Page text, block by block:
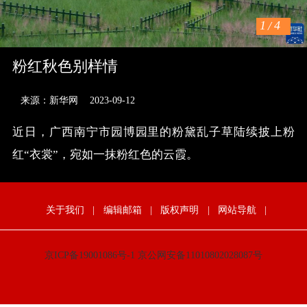
1 /4
粉红秋色别样情
来源：新华网 2023-09-12
近日，广西南宁市园博园里的粉黛乱子草陆续披上粉
红“衣裳”，宛如一抹粉红色的云霞。
关于我们 | 编辑邮箱 | 版权声明 | 网站导航 |
京ICP备19001086号-1 京公网安备11010802028087号